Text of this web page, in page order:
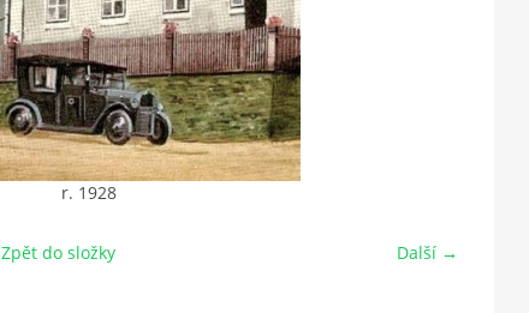
r. 1928
Další →
Zpět do složky